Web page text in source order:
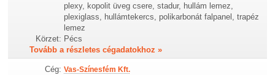
plexy, kopolit üveg csere, stadur, hullám lemez,
plexiglass, hullámtekercs, polikarbonát falpanel, trapéz
lemez
Körzet: Pécs
Tovább a részletes cégadatokhoz »
Cég: Vas-Színesfém Kft.